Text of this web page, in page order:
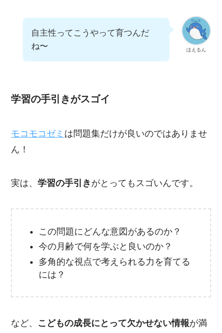
ほえるん
自主性ってこうやって育つんだ
ね〜
学習の手引きがスゴイ
モコモコゼミ は問題集だけが良いのではありませ
ん！
実は、学習の手引き がとってもスゴいんです。
この問題にどんな意図があるのか？
今の月齢で何を学ぶと良いのか？
多角的な視点で考えられる力を育てる
には？
など、 こどもの成長にとって欠かせない情報が満